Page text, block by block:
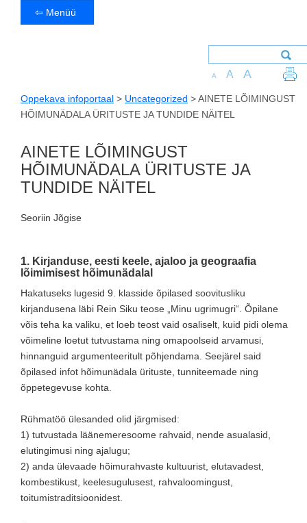
⇦ Menüü
A A A
Oppekava infoportaal > Uncategorized >AINETE LÕIMINGUST
HÕIMUNÄDALA ÜRITUSTE JA TUNDIDE NÄITEL
AINETE LÕIMINGUST
HÕIMUNÄDALA ÜRITUSTE JA
TUNDIDE NÄITEL
Seoriin Jõgise
1. Kirjanduse, eesti keele, ajaloo ja geograafia
lõimimisest hõimunädalal
Hakatuseks lugesid 9. klasside õpilased soovitusliku
kirjandusena läbi Rein Siku teose „Minu ugrimugri“. Õpilane
võis teha ka valiku, et loeb teost vaid osaliselt, kuid pidi olema
võimeline loetut tutvustama ning omapoolseid arvamusi,
hinnanguid argumenteeritult põhjendama. Seejärel said
õpilased infot hõimunädala ürituste, tunniteemade ning
õppetegevuse kohta.
Rühmatöö ülesanded olid järgmised:
1) tutvustada läänemeresoome rahvaid, nende asualasid,
elutingimusi ning ajalugu;
2) anda ülevaade hõimurahvaste kultuurist, elutavadest,
kombestikust, keelesugulusest, rahvaloomingust,
toitumistraditsioonidest.